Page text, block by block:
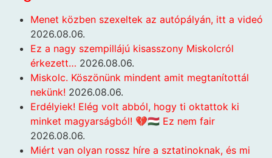
Menet közben szexeltek az autópályán, itt a videó
2026.08.06.
Ez a nagy szempillájú kisasszony Miskolcról
érkezett… 2026.08.06.
Miskolc. Köszönünk mindent amit megtanítottál
nekünk! 2026.08.06.
Erdélyiek! Elég volt abból, hogy ti oktattok ki
minket magyarságból! 💔🇭🇺 Ez nem fair
2026.08.06.
Miért van olyan rossz híre a sztatinoknak, és mi